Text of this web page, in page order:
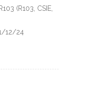
(R103, CSIE,
12/24